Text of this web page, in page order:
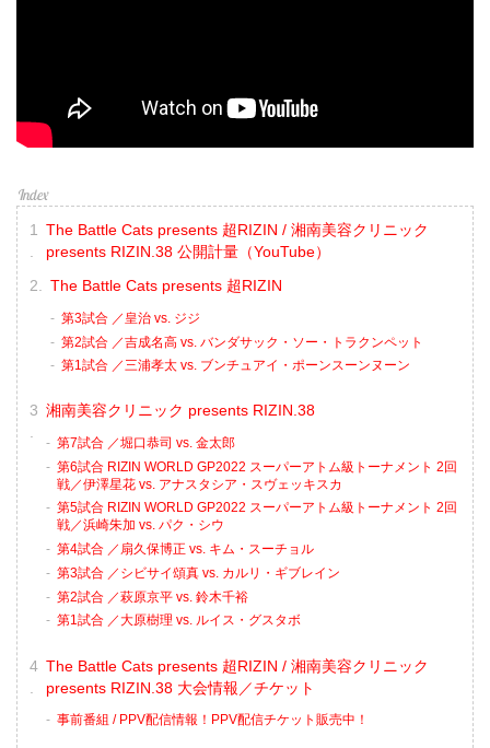
The Battle Cats presents 超RIZIN / 湘南美容クリニック
presents RIZIN.38 公開計量（YouTube）
The Battle Cats presents 超RIZIN
第3試合 ／皇治 vs. ジジ
第2試合 ／吉成名高 vs. バンダサック・ソー・トラクンペット
第1試合 ／三浦孝太 vs. ブンチュアイ・ポーンスーンヌーン
湘南美容クリニック presents RIZIN.38
第7試合 ／堀口恭司 vs. 金太郎
第6試合 RIZIN WORLD GP2022 スーパーアトム級トーナメント 2回
戦／伊澤星花 vs. アナスタシア・スヴェッキスカ
第5試合 RIZIN WORLD GP2022 スーパーアトム級トーナメント 2回
戦／浜崎朱加 vs. パク・シウ
第4試合 ／扇久保博正 vs. キム・スーチョル
第3試合 ／シビサイ頌真 vs. カルリ・ギブレイン
第2試合 ／萩原京平 vs. 鈴木千裕
第1試合 ／大原樹理 vs. ルイス・グスタボ
The Battle Cats presents 超RIZIN / 湘南美容クリニック
presents RIZIN.38 大会情報／チケット
事前番組 / PPV配信情報！PPV配信チケット販売中！